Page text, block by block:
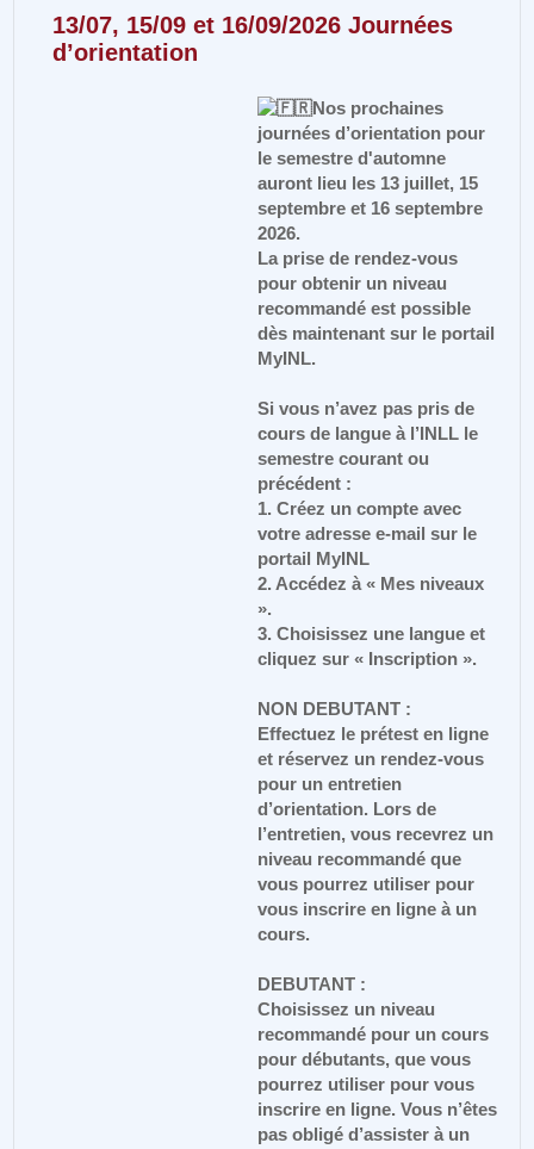
13/07, 15/09 et 16/09/2026 Journées
d’orientation
Nos prochaines
journées d’orientation pour
le semestre d'automne
auront lieu les 13 juillet, 15
septembre et 16 septembre
2026.
La prise de rendez-vous
pour obtenir un niveau
recommandé est possible
dès maintenant sur le portail
MyINL.
Si vous n’avez pas pris de
cours de langue à l’INLL le
semestre courant ou
précédent :
1. Créez un compte avec
votre adresse e-mail sur le
portail MyINL
2. Accédez à « Mes niveaux
».
3. Choisissez une langue et
cliquez sur « Inscription ».
NON DEBUTANT :
Effectuez le prétest en ligne
et réservez un rendez-vous
pour un entretien
d’orientation. Lors de
l’entretien, vous recevrez un
niveau recommandé que
vous pourrez utiliser pour
vous inscrire en ligne à un
cours.
DEBUTANT :
Choisissez un niveau
recommandé pour un cours
pour débutants, que vous
pourrez utiliser pour vous
inscrire en ligne. Vous n’êtes
pas obligé d’assister à un